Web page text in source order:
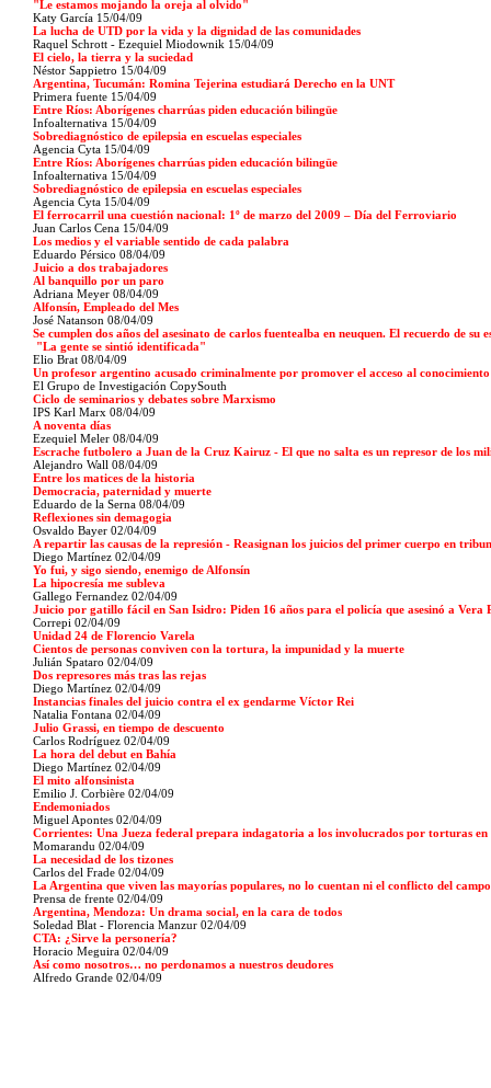
"Le estamos mojando la oreja al olvido"
Katy García 15/04/09
La lucha de UTD por la vida y la dignidad de las comunidades
Raquel Schrott - Ezequiel Miodownik 15/04/09
El cielo, la tierra y la suciedad
Néstor Sappietro 15/04/09
Argentina, Tucumán: Romina Tejerina estudiará Derecho en la UNT
Primera fuente 15/04/09
Entre Ríos: Aborígenes charrúas piden educación bilingüe
Infoalternativa 15/04/09
Sobrediagnóstico de epilepsia en escuelas especiales
Agencia Cyta 15/04/09
Entre Ríos: Aborígenes charrúas piden educación bilingüe
Infoalternativa 15/04/09
Sobrediagnóstico de epilepsia en escuelas especiales
Agencia Cyta 15/04/09
El ferrocarril una cuestión nacional: 1º de marzo del 2009 – Día del Ferroviario
Juan Carlos Cena 15/04/09
Los medios y el variable sentido de cada palabra
Eduardo Pérsico 08/04/09
Juicio a dos trabajadores
Al banquillo por un paro
Adriana Meyer 08/04/09
Alfonsín, Empleado del Mes
José Natanson 08/04/09
Se cumplen dos años del asesinato de carlos fuentealba en neuquen. El recuerdo de su
"La gente se sintió identificada"
Elio Brat 08/04/09
Un profesor argentino acusado criminalmente por promover el acceso al conocimiento
El Grupo de Investigación CopySouth
Ciclo de seminarios y debates sobre Marxismo
IPS Karl Marx 08/04/09
A noventa días
Ezequiel Meler 08/04/09
Escrache futbolero a Juan de la Cruz Kairuz - El que no salta es un represor de los
Alejandro Wall 08/04/09
Entre los matices de la historia
Democracia, paternidad y muerte
Eduardo de la Serna 08/04/09
Reflexiones sin demagogia
Osvaldo Bayer 02/04/09
A repartir las causas de la represión - Reasignan los juicios del primer cuerpo en
Diego Martínez 02/04/09
Yo fui, y sigo siendo, enemigo de Alfonsín
La hipocresía me subleva
Gallego Fernandez 02/04/09
Juicio por gatillo fácil en San Isidro: Piden 16 años para el policía que asesinó a Vera
Correpi 02/04/09
Unidad 24 de Florencio Varela
Cientos de personas conviven con la tortura, la impunidad y la muerte
Julián Spataro 02/04/09
Dos represores más tras las rejas
Diego Martínez 02/04/09
Instancias finales del juicio contra el ex gendarme Víctor Rei
Natalia Fontana 02/04/09
Julio Grassi, en tiempo de descuento
Carlos Rodríguez 02/04/09
La hora del debut en Bahía
Diego Martínez 02/04/09
El mito alfonsinista
Emilio J. Corbière 02/04/09
Endemoniados
Miguel Apontes 02/04/09
Corrientes: Una Jueza federal prepara indagatoria a los involucrados por torturas en
Momarandu 02/04/09
La necesidad de los tizones
Carlos del Frade 02/04/09
La Argentina que viven las mayorías populares, no lo cuentan ni el conflicto del
Prensa de frente 02/04/09
Argentina, Mendoza: Un drama social, en la cara de todos
Soledad Blat - Florencia Manzur 02/04/09
CTA: ¿Sirve la personería?
Horacio Meguira 02/04/09
Así como nosotros… no perdonamos a nuestros deudores
Alfredo Grande 02/04/09